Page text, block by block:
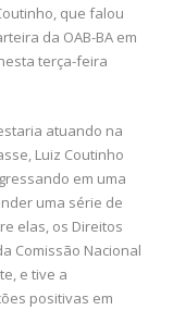
que falou
da OAB-BA em
terça-feira
atuando na
Luiz Coutinho
em uma
uma série de
elas, os Direitos
Comissão Nacional
e tive a
positivas em